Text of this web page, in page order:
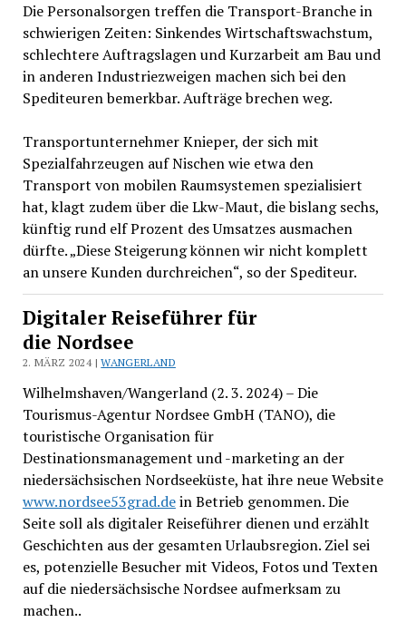
Die Personalsorgen treffen die Transport-Branche in
schwierigen Zeiten: Sinkendes Wirtschaftswachstum,
schlechtere Auftragslagen und Kurzarbeit am Bau und
in anderen Industriezweigen machen sich bei den
Spediteuren bemerkbar. Aufträge brechen weg.
Transportunternehmer Knieper, der sich mit
Spezialfahrzeugen auf Nischen wie etwa den
Transport von mobilen Raumsystemen spezialisiert
hat, klagt zudem über die Lkw-Maut, die bislang sechs,
künftig rund elf Prozent des Umsatzes ausmachen
dürfte. „Diese Steigerung können wir nicht komplett
an unsere Kunden durchreichen“, so der Spediteur.
Digitaler Reiseführer für
die Nordsee
2. MÄRZ 2024 |WANGERLAND
Wilhelmshaven/Wangerland (2. 3. 2024) – Die
Tourismus-Agentur Nordsee GmbH (TANO), die
touristische Organisation für
Destinationsmanagement und -marketing an der
niedersächsischen Nordseeküste, hat ihre neue Website
www.nordsee53grad.dein Betrieb genommen. Die
Seite soll als digitaler Reiseführer dienen und erzählt
Geschichten aus der gesamten Urlaubsregion. Ziel sei
es, potenzielle Besucher mit Videos, Fotos und Texten
auf die niedersächsische Nordsee aufmerksam zu
machen..